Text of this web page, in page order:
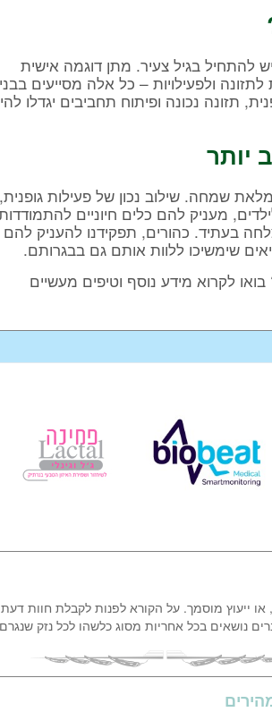
להתחיל בגיל צעיר. מתן דוגמה אישית
ולפעילויות – כל אלה מסייעים
תזונה נכונה ופיתוח תחביבים יגדלו
יותר
שמחה. שילוב נכון של פעילות גופנית,
מעניק להם כלים חיוניים
בעתיד. כהורים, תפקידנו להעניק להם
שימשיכו ללוות אותם גם בבגרותם.
לקרוא מידע נוסף וטיפים מעשיים
ייעוץ מוסמך. על הקורא לפנות לקבלת חוות
נושאים בכל אחריות מסוג כלשהו לכל נזק